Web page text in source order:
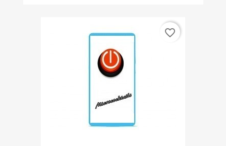
favorite_border